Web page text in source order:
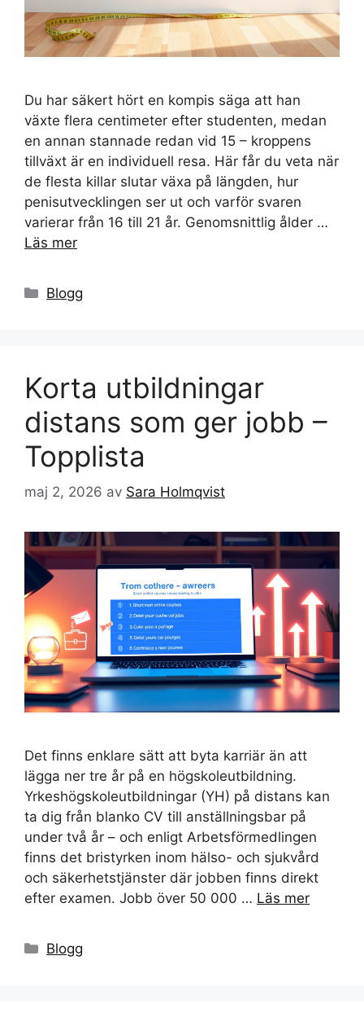
Du har säkert hört en kompis säga att han
växte flera centimeter efter studenten, medan
en annan stannade redan vid 15 – kroppens
tillväxt är en individuell resa. Här får du veta när
de flesta killar slutar växa på längden, hur
penisutvecklingen ser ut och varför svaren
varierar från 16 till 21 år. Genomsnittlig ålder …
Läs mer
Kategorier
Blogg
Korta utbildningar
distans som ger jobb –
Topplista
maj 2, 2026 av Sara Holmqvist
Det finns enklare sätt att byta karriär än att
lägga ner tre år på en högskoleutbildning.
Yrkeshögskoleutbildningar (YH) på distans kan
ta dig från blanko CV till anställningsbar på
under två år – och enligt Arbetsförmedlingen
finns det bristyrken inom hälso- och sjukvård
och säkerhetstjänster där jobben finns direkt
efter examen. Jobb över 50 000 … Läs mer
Kategorier
Blogg